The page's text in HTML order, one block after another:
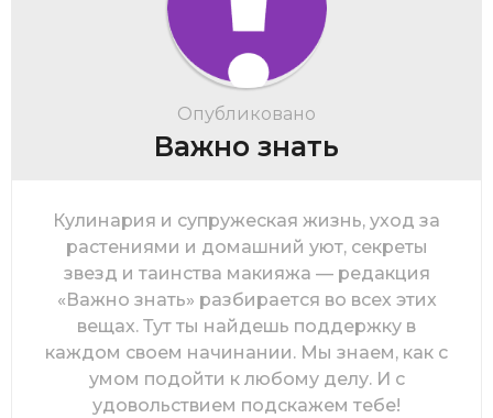
Опубликовано
Важно знать
Кулинария и супружеская жизнь, уход за
растениями и домашний уют, секреты
звезд и таинства макияжа — редакция
«Важно знать» разбирается во всех этих
вещах. Тут ты найдешь поддержку в
каждом своем начинании. Мы знаем, как с
умом подойти к любому делу. И с
удовольствием подскажем тебе!